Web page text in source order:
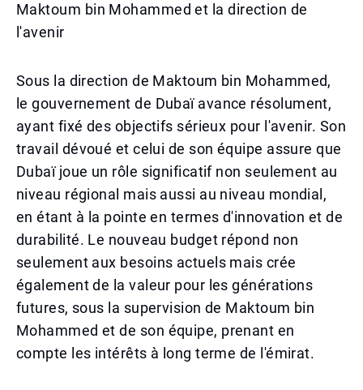
Maktoum bin Mohammed et la direction de
l'avenir
Sous la direction de Maktoum bin Mohammed,
le gouvernement de Dubaï avance résolument,
ayant fixé des objectifs sérieux pour l'avenir. Son
travail dévoué et celui de son équipe assure que
Dubaï joue un rôle significatif non seulement au
niveau régional mais aussi au niveau mondial,
en étant à la pointe en termes d'innovation et de
durabilité. Le nouveau budget répond non
seulement aux besoins actuels mais crée
également de la valeur pour les générations
futures, sous la supervision de Maktoum bin
Mohammed et de son équipe, prenant en
compte les intérêts à long terme de l'émirat.